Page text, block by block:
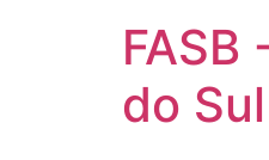
FASB
do